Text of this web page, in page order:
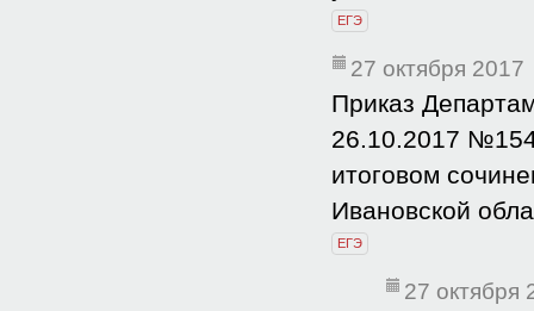
ЕГЭ
27 октября 2017
Приказ
26.10.2017
итоговом
Ивановской
ЕГЭ
27 октября